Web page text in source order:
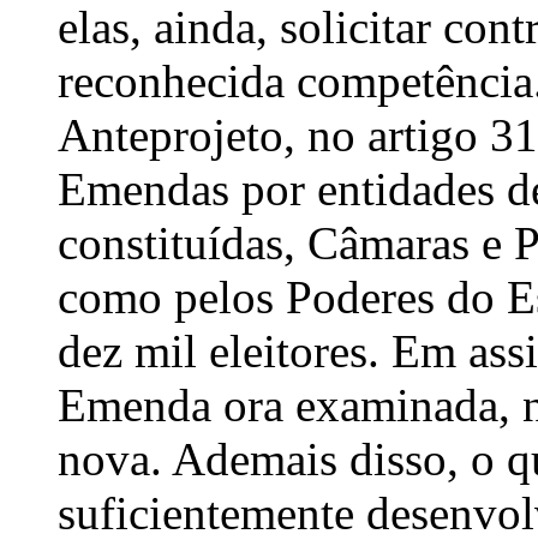
elas, ainda, solicitar
reconhecida
Anteprojeto, no artigo
Emendas por entidades
constituídas, Câmaras e
como pelos Poderes do
dez mil eleitores. Em
Emenda ora examinada,
nova. Ademais disso, o
suficientemente